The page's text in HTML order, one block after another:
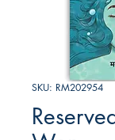
SKU: RM202954